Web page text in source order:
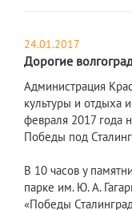
24.01.2017
Дорогие
Администрация
культуры и отдыха
февраля 2017 года
Победы под
В 10 часов у
парке им. Ю. А.
«Победы